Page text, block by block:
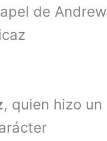
de Andrew
, quien hizo un